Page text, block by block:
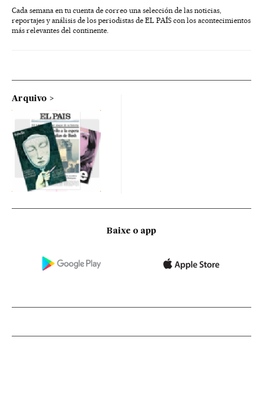
Cada semana en tu cuenta de correo una selección de las noticias,
reportajes y análisis de los periodistas de EL PAÍS con los acontecimientos
más relevantes del continente.
Arquivo
Baixe o app